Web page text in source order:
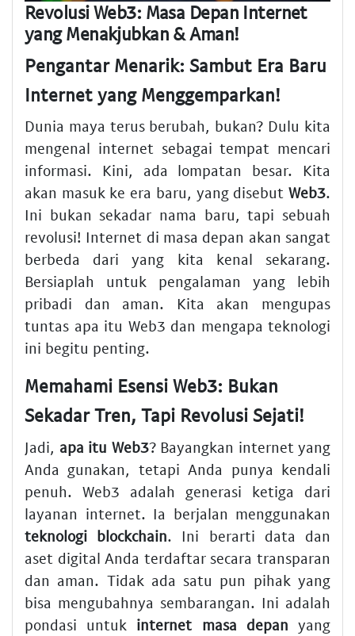
Revolusi Web3: Masa Depan Internet
yang Menakjubkan & Aman!
Pengantar Menarik: Sambut Era Baru
Internet yang Menggemparkan!
Dunia maya terus berubah, bukan? Dulu kita
mengenal internet sebagai tempat mencari
informasi. Kini, ada lompatan besar. Kita
akan masuk ke era baru, yang disebut Web3.
Ini bukan sekadar nama baru, tapi sebuah
revolusi! Internet di masa depan akan sangat
berbeda dari yang kita kenal sekarang.
Bersiaplah untuk pengalaman yang lebih
pribadi dan aman. Kita akan mengupas
tuntas apa itu Web3 dan mengapa teknologi
ini begitu penting.
Memahami Esensi Web3: Bukan
Sekadar Tren, Tapi Revolusi Sejati!
Jadi, apa itu Web3? Bayangkan internet yang
Anda gunakan, tetapi Anda punya kendali
penuh. Web3 adalah generasi ketiga dari
layanan internet. Ia berjalan menggunakan
teknologi blockchain. Ini berarti data dan
aset digital Anda terdaftar secara transparan
dan aman. Tidak ada satu pun pihak yang
bisa mengubahnya sembarangan. Ini adalah
pondasi untuk internet masa depan yang